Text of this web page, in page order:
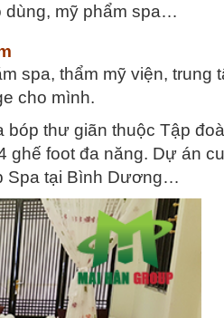
dùng, mỹ phẩm spa…
spa, thẩm mỹ viện, trung
cho mình.
bóp thư giãn thuộc Tập
ghế foot đa năng. Dự án
Spa tại Bình Dương…